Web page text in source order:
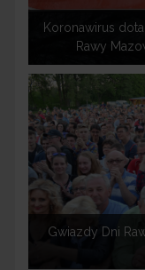
Koronawirus
Rawy
Gwiazdy Dni